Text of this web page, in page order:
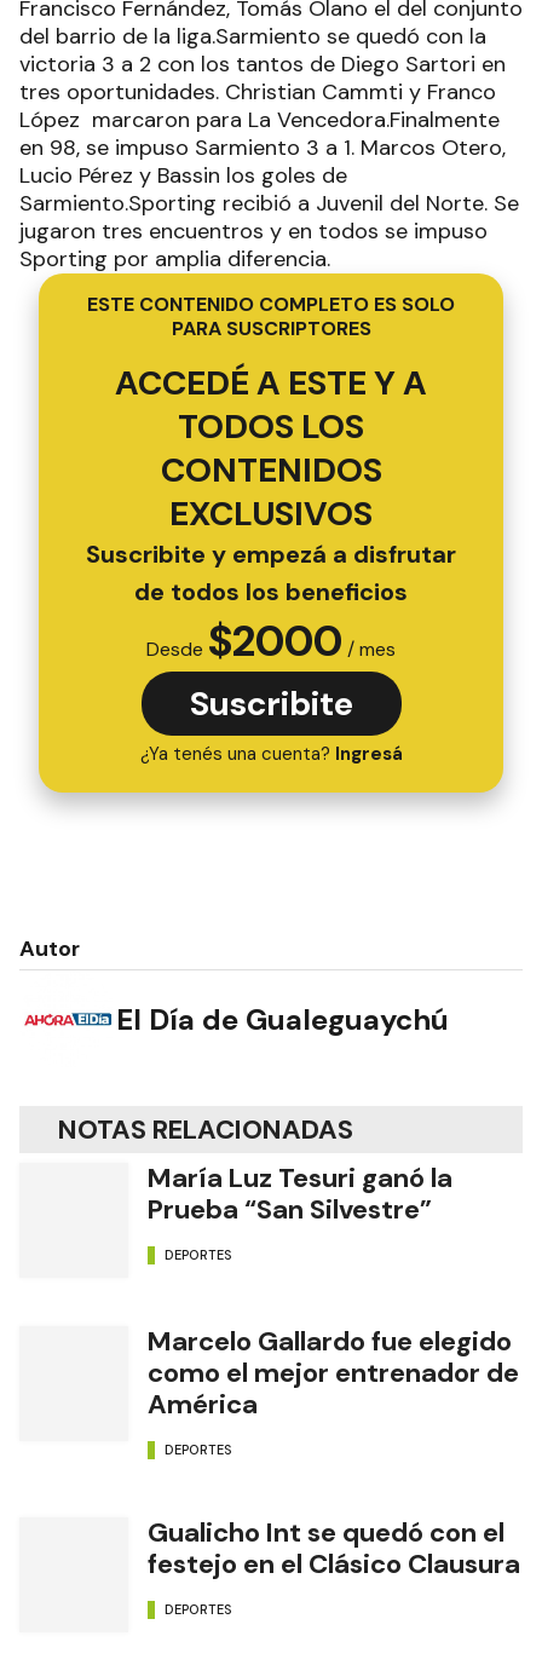
Francisco Fernández, Tomás Olano el del conjunto
del barrio de la liga.Sarmiento se quedó con la
victoria 3 a 2 con los tantos de Diego Sartori en
tres oportunidades. Christian Cammti y Franco
López marcaron para La Vencedora.Finalmente
en 98, se impuso Sarmiento 3 a 1. Marcos Otero,
Lucio Pérez y Bassin los goles de
Sarmiento.Sporting recibió a Juvenil del Norte. Se
jugaron tres encuentros y en todos se impuso
Sporting por amplia diferencia.
ESTE CONTENIDO COMPLETO ES SOLO
PARA SUSCRIPTORES
ACCEDÉ A ESTE Y A
TODOS LOS
CONTENIDOS
EXCLUSIVOS
Suscribite y empezá a disfrutar
de todos los beneficios
Desde $2000 / mes
Suscribite
¿Ya tenés una cuenta? Ingresá
Autor
El Día de Gualeguaychú
NOTAS RELACIONADAS
María Luz Tesuri ganó la
Prueba “San Silvestre”
DEPORTES
Marcelo Gallardo fue elegido
como el mejor entrenador de
América
DEPORTES
Gualicho Int se quedó con el
festejo en el Clásico Clausura
DEPORTES